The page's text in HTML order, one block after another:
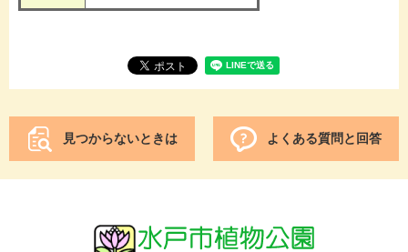
見つからないときは よくある質問と回答